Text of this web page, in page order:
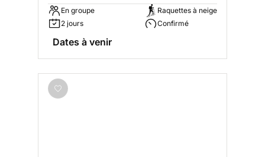
En groupe
2 jours
Raquettes à neige
Confirmé
Dates à venir